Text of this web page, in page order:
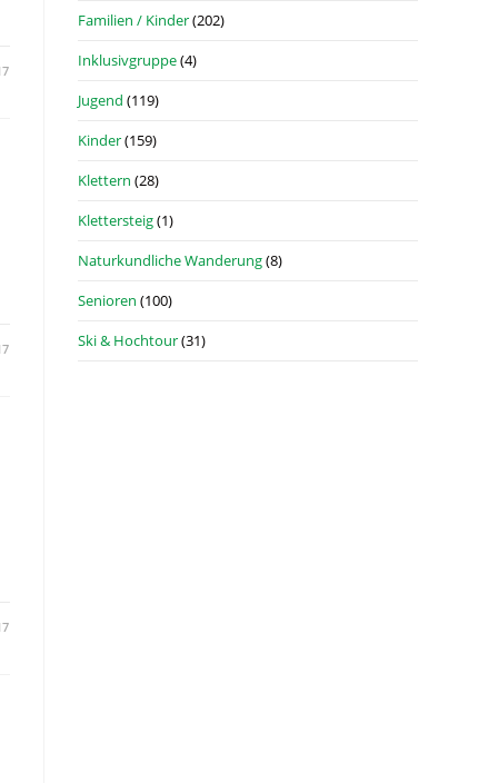
Familien / Kinder(202)
Inklusivgruppe(4)
Jugend (119)
Kinder(159)
Klettern (28)
Klettersteig(1)
Naturkundliche Wanderung(8)
Senioren (100)
Ski & Hochtour(31)